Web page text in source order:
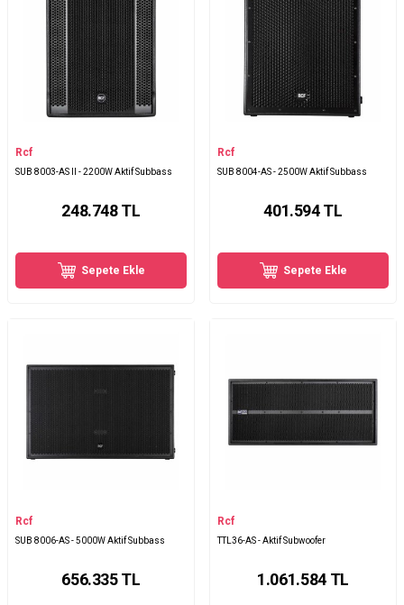
Rcf
SUB 8003-AS II - 2200W Aktif Subbass
248.748TL
Sepete Ekle
Rcf
SUB 8004-AS - 2500W Aktif Subbass
401.594TL
Sepete Ekle
Rcf
SUB 8006-AS - 5000W Aktif Subbass
656.335TL
Rcf
TTL36-AS - Aktif Subwoofer
1.061.584TL